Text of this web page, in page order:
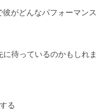
がどんなパフォーマンス
待っているのかもしれま
る